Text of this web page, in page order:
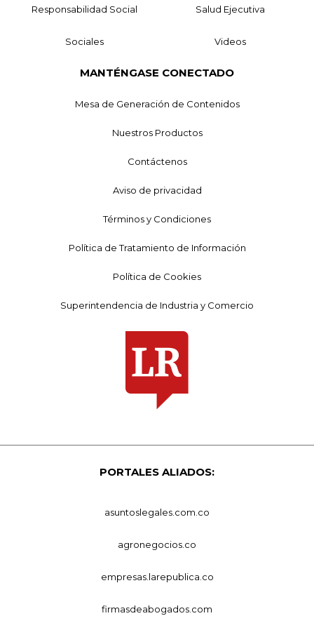
Responsabilidad Social Salud Ejecutiva
Sociales Videos
MANTÉNGASE CONECTADO
Mesa de Generación de Contenidos
Nuestros Productos
Contáctenos
Aviso de privacidad
Términos y Condiciones
Política de Tratamiento de Información
Política de Cookies
Superintendencia de Industria y Comercio
PORTALES ALIADOS:
asuntoslegales.com.co
agronegocios.co
empresas.larepublica.co
firmasdeabogados.com